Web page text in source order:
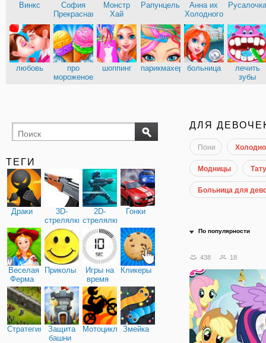
Эльза из
Холодного
сердца
Кухня
Сары
Винкс
София
Прекрасная
Монстр
Хай
Рапунцель
Анна их
Холодного
сердца
любовь
про
мороженое
шоппинг парикмахерскиебольница
лечить
зубы
ТЕГИ
Драки
3D-
стрелялки
2D-
стрелялки
Гонки
Веселая
Ферма
Приколы
Игры на
время
Кликеры
Стратегия
Защита
башни
МотоциклыЗмейка
ДЛЯ
Пони
Модницы
Больница для
По популярности
438 18